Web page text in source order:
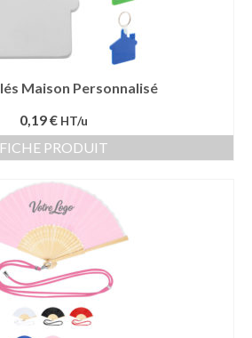
Haute Visibilité
Maison Personnalisé
0,19 € HT/u
FICHE PRODUIT